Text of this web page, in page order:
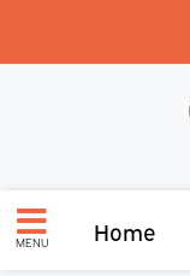
MENU Home